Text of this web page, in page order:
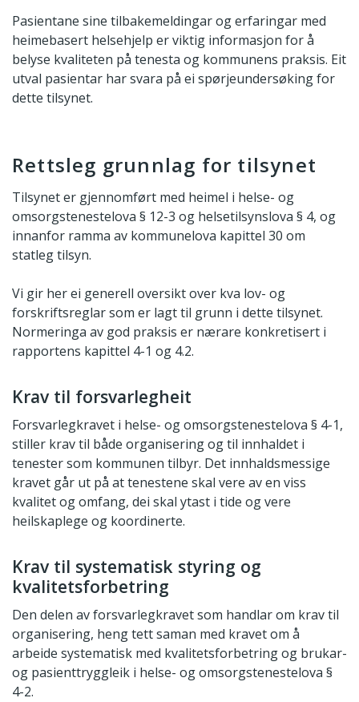
Pasientane sine tilbakemeldingar og erfaringar med
heimebasert helsehjelp er viktig informasjon for å
belyse kvaliteten på tenesta og kommunens praksis. Eit
utval pasientar har svara på ei spørjeundersøking for
dette tilsynet.
Rettsleg grunnlag for tilsynet
Tilsynet er gjennomført med heimel i helse- og
omsorgstenestelova § 12-3 og helsetilsynslova § 4, og
innanfor ramma av kommunelova kapittel 30 om
statleg tilsyn.
Vi gir her ei generell oversikt over kva lov- og
forskriftsreglar som er lagt til grunn i dette tilsynet.
Normeringa av god praksis er nærare konkretisert i
rapportens kapittel 4-1 og 4.2.
Krav til forsvarlegheit
Forsvarlegkravet i helse- og omsorgstenestelova § 4-1,
stiller krav til både organisering og til innhaldet i
tenester som kommunen tilbyr. Det innhaldsmessige
kravet går ut på at tenestene skal vere av en viss
kvalitet og omfang, dei skal ytast i tide og vere
heilskaplege og koordinerte.
Krav til systematisk styring og
kvalitetsforbetring
Den delen av forsvarlegkravet som handlar om krav til
organisering, heng tett saman med kravet om å
arbeide systematisk med kvalitetsforbetring og brukar-
og pasienttryggleik i helse- og omsorgstenestelova §
4-2.